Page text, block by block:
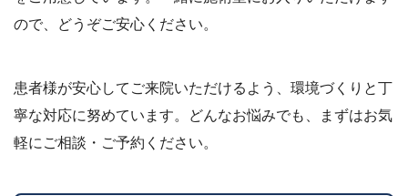
ので、どうぞご安心ください。
患者様が安心してご来院いただけるよう、環境づくりと丁
寧な対応に努めています。どんなお悩みでも、まずはお気
軽にご相談・ご予約ください。